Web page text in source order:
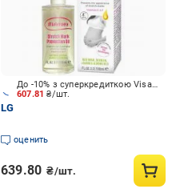
607.81₴/шт.
До -10% з суперкредиткою Visa Вигода
LG
оценить
639.80 ₴/шт.